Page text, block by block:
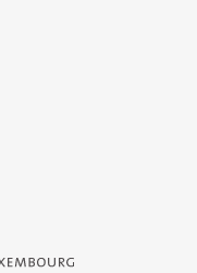
- Service